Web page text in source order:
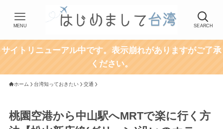
SEARCH
MENU
サイトリニューアル中です。表示崩れがありますがご了承
ください。
ホーム 台湾知っておきたい 交通
桃園空港から中山駅へMRTで楽に行く方